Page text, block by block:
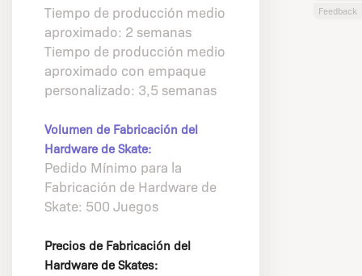
Feedback
Tiempo de producción medio
aproximado: 2 semanas
Tiempo de producción medio
aproximado con empaque
personalizado: 3,5 semanas
Volumen de Fabricación del
Hardware de Skate:
Pedido Mínimo para la
Fabricación de Hardware de
Skate: 500 Juegos
Precios de Fabricación del
Hardware de Skates: